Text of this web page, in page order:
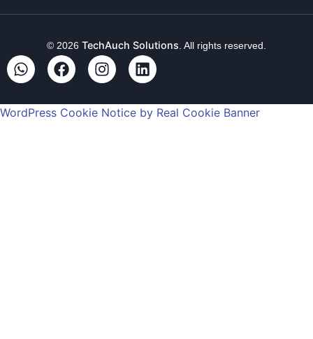
© 2026 TechAuch Solutions . All rights reserved.
WordPress Cookie Notice by Real Cookie Banner